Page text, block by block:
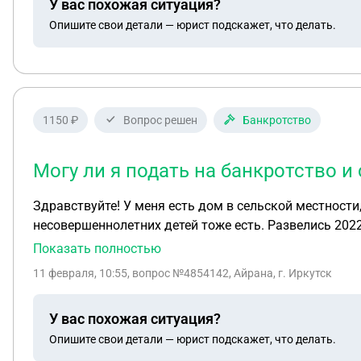
У вас похожая ситуация?
Опишите свои детали — юрист подскажет, что делать.
1150 ₽ Вопрос решен Банкротство
Могу ли я подать на банкротство и
Здравствуйте! У меня есть дом в сельской
несовершеннолетних детей тоже есть. Развелись
ипотеку для строительства жилого дома. Сейчас у
рождение 3 ребёнка. Денег которые я взяла на ипотеку
так далее, несколько месяцев платила и
просрочек. Живу и прописана с детьми на
Показать полностью
11 февраля, 10:55, вопрос №4854142, Айрана, г. Иркутск
У вас похожая ситуация?
Опишите свои детали — юрист подскажет, что делать.